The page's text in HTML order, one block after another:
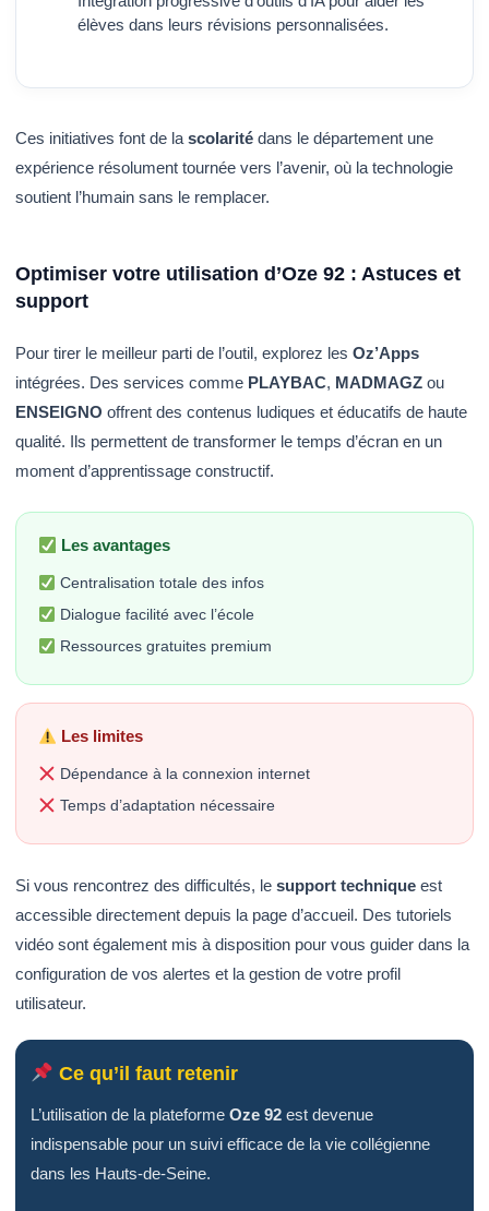
élèves dans leurs révisions personnalisées.
Ces initiatives font de la scolarité dans le département une
expérience résolument tournée vers l’avenir, où la technologie
soutient l’humain sans le remplacer.
Optimiser votre utilisation d’Oze 92 : Astuces et
support
Pour tirer le meilleur parti de l’outil, explorez les Oz’Apps
intégrées. Des services comme PLAYBAC, MADMAGZ ou
ENSEIGNO offrent des contenus ludiques et éducatifs de haute
qualité. Ils permettent de transformer le temps d’écran en un
moment d’apprentissage constructif.
Les avantages
Centralisation totale des infos
Dialogue facilité avec l’école
Ressources gratuites premium
Les limites
Dépendance à la connexion internet
Temps d’adaptation nécessaire
Si vous rencontrez des difficultés, le support technique est
accessible directement depuis la page d’accueil. Des tutoriels
vidéo sont également mis à disposition pour vous guider dans la
configuration de vos alertes et la gestion de votre profil
utilisateur.
Ce qu’il faut retenir
L’utilisation de la plateforme Oze 92 est devenue
indispensable pour un suivi efficace de la vie collégienne
dans les Hauts-de-Seine.